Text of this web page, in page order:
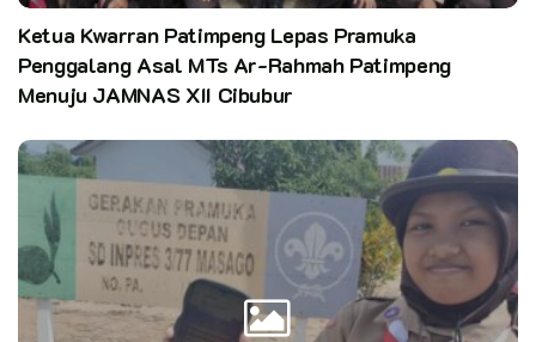
Ketua Kwarran Patimpeng Lepas Pramuka
Penggalang Asal MTs Ar-Rahmah Patimpeng
Menuju JAMNAS XII Cibubur